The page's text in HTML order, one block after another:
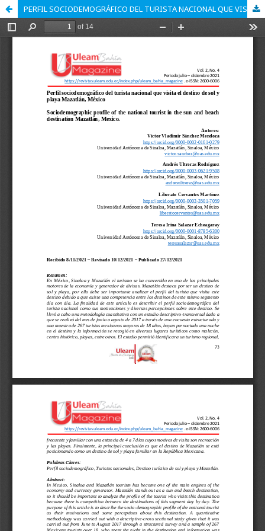
PERFIL SOCIODEMOGRÁFICO DEL TURISTA NACIONAL QUE VISITA EL DESTINO DE SOL Y PLAYA MAZATLÁN, MÉXICO